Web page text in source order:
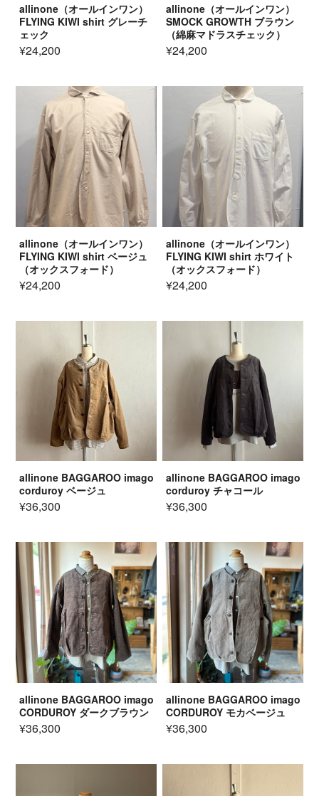
allinone（オールインワン）
FLYING KIWI shirt グレーチ
ェック
¥24,200
allinone（オールインワン）
SMOCK GROWTH ブラウン
（綿麻マドラスチェック）
¥24,200
allinone（オールインワン）
FLYING KIWI shirt ベージュ
（オックスフォード）
¥24,200
allinone（オールインワン）
FLYING KIWI shirt ホワイト
（オックスフォード）
¥24,200
allinone BAGGAROO imago
corduroy ベージュ
¥36,300
allinone BAGGAROO imago
corduroy チャコール
¥36,300
allinone BAGGAROO imago
CORDUROY ダークブラウン
¥36,300
allinone BAGGAROO imago
CORDUROY モカベージュ
¥36,300